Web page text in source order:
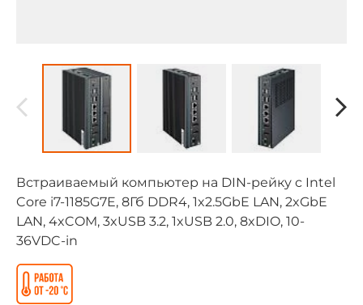
Встраиваемый компьютер на DIN-рейку c Intel
Core i7-1185G7E, 8Гб DDR4, 1x2.5GbE LAN, 2xGbE
LAN, 4xCOM, 3xUSB 3.2, 1xUSB 2.0, 8xDIO, 10-
36VDC-in